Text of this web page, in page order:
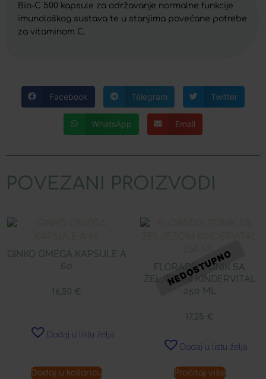
Bio-C 500 kapsule za održavanje normalne funkcije
imunološkog sustava te u stanjima povećane potrebe
za vitaminom C.
Facebook Telegram Twitter
WhatsApp Email
POVEZANI PROIZVODI
GINKO OMEGA KAPSULE Á
60
16,50 €
Dodaj u listu želja
Dodaj u košaricu
FLORADIX TONIK SA
ŽELJEZOM KINDERVITAL
250 ML
17,25 €
Dodaj u listu želja
Pročitaj više